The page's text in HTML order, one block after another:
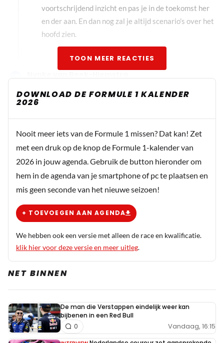
voortschrijdend inzicht en pas je in de toekomst her
en der aan. En dan nog zal je altijd scenario's over het
hoofd zien.
Ik blijf erbij dat bepaalde coureurs al die * niet verdienen
TOON MEER REACTIES
DOWNLOAD DE FORMULE 1 KALENDER
2026
Nooit meer iets van de Formule 1 missen? Dat kan! Zet
met een druk op de knop de Formule 1-kalender van
2026 in jouw agenda. Gebruik de button hieronder om
hem in de agenda van je smartphone of pc te plaatsen en
mis geen seconde van het nieuwe seizoen!
+ TOEVOEGEN AAN AGENDA
We hebben ook een versie met alleen de race en kwalificatie.
klik hier voor deze versie en meer uitleg.
NET BINNEN
De man die Verstappen eindelijk weer kan
bijbenen in een Red Bull
Vandaag, 16:15
0